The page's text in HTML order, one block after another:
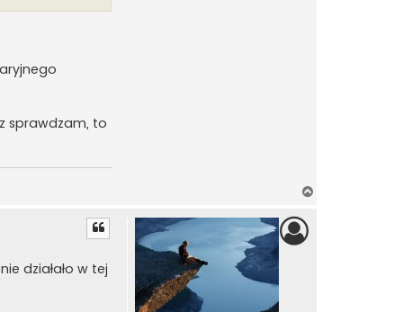
sprawdzam, to
działało w tej